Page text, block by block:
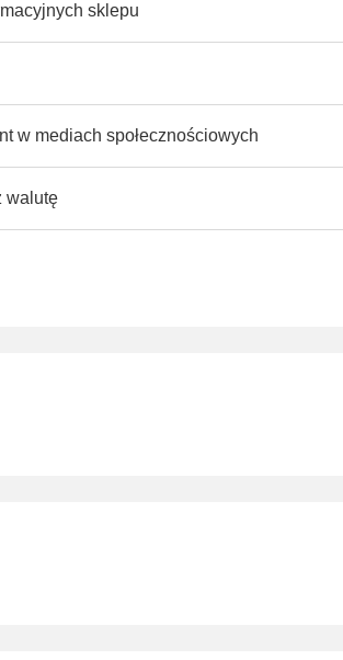
sklepu
w mediach społecznościowych
walutę